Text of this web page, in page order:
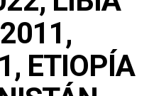
ETIOPÍA